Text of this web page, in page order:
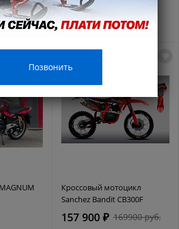
Кроссовый мотоцикл
Sanchez Bandit CB300F
157 900 ₽ 169900 руб.
Позвонить